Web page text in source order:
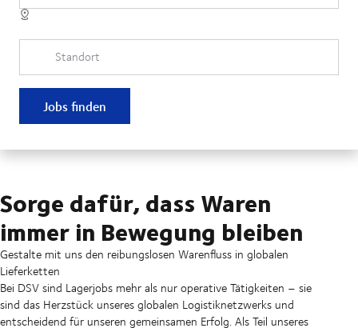
Standort
Jobs finden
Sorge dafür, dass Waren
immer in Bewegung bleiben
Gestalte mit uns den reibungslosen Warenfluss in globalen
Lieferketten
Bei DSV sind Lagerjobs mehr als nur operative Tätigkeiten – sie
sind das Herzstück unseres globalen Logistiknetzwerks und
entscheidend für unseren gemeinsamen Erfolg. Als Teil unseres